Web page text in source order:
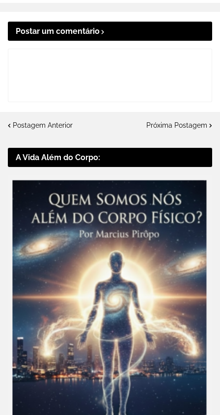
Postar um comentário
Postagem Anterior Próxima Postagem
A Vida Além do Corpo: